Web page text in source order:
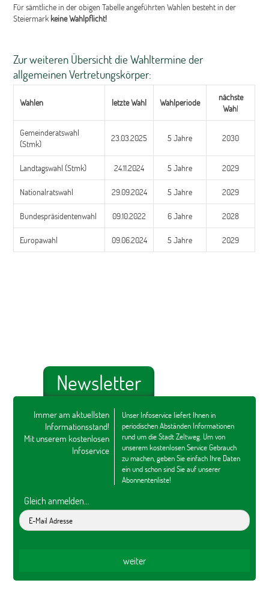
Für sämtliche in der obigen Tabelle angeführten Wahlen besteht in der
Steiermarkkeine Wahlpflicht!
Zur weiteren Übersicht die Wahltermine der
allgemeinen Vertretungskörper:
Wahlen letzte Wahl Wahlperiode
nächste
Wahl
Gemeinderatswahl
(Stmk)
23.03.2025 5 Jahre 2030
Landtagswahl (Stmk) 24.11.2024 5 Jahre 2029
Nationalratswahl 29.09.2024 5 Jahre 2029
Bundespräsidentenwahl 09.10.2022 6 Jahre 2028
Europawahl 09.06.2024 5 Jahre 2029
Newsletter
Immer am aktuellsten
Informationsstand!
Mit unserem kostenlosen
Infoservice
Unser Infoservice liefert Ihnen in
periodischen Abständen Informationen
rund um die Stadt Zeltweg. Um von
unserem kostenlosen Service Gebrauch
zu machen, geben Sie einfach Ihre Daten
ein und schon sind Sie auf unserer
Abonnentenliste!
Gleich anmelden...